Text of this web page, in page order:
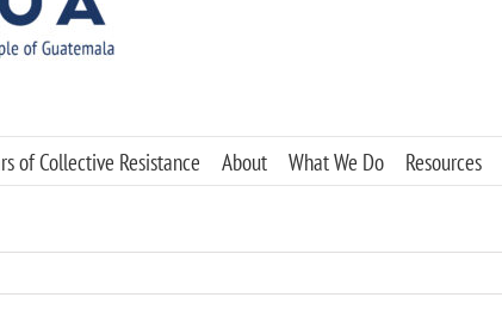
of Collective Resistance About What We Do Resources